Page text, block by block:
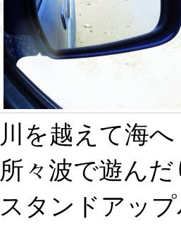
川を越えて海へ
所々波で遊んだ
スタンドアッ